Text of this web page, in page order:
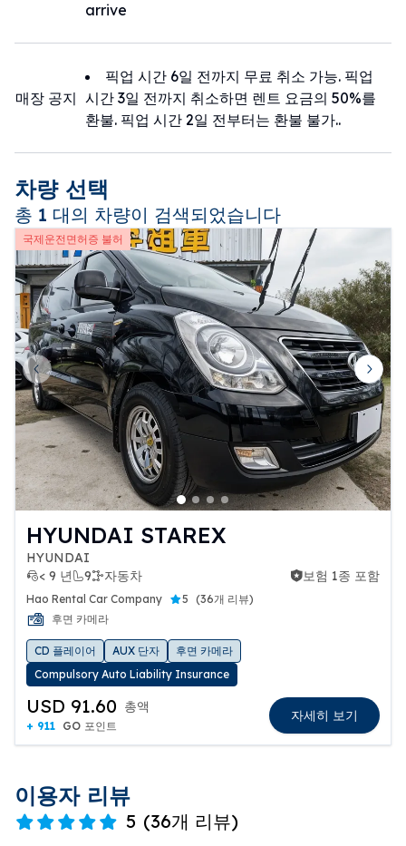
arrive
매장 공지
픽업 시간 6일 전까지 무료 취소 가능. 픽업
시간 3일 전까지 취소하면 렌트 요금의 50%를
환불. 픽업 시간 2일 전부터는 환불 불가..
차량 선택
총 1 대의 차량이 검색되었습니다
국제운전면허증 불허
Previous slide Next
HYUNDAI STAREX
HYUNDAI
< 9 년
9 자동차
보험 1종 포함 보험 1종 포함
Hao Rental Car Company 5 (36개 리뷰)
후면 카메라
CD 플레이어 AUX 단자
후면 카메라
Compulsory Auto Liability Insurance
USD 91.60 총액
+ 911 GO 포인트
자세히 보기
이용자 리뷰
5 (36개 리뷰)